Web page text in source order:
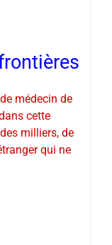
médecin de
cette
milliers, de
qui ne